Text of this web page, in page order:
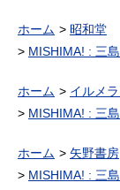
ホーム
昭和堂
MISHIMA! : 三
ホーム
イルメ
MISHIMA! : 三
ホーム
矢野書房
MISHIMA! : 三